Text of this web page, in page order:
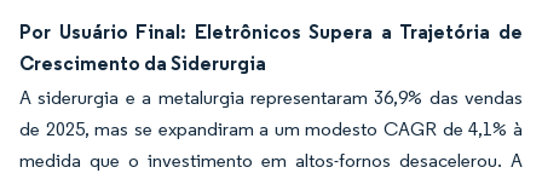
Por Usuário Final: Eletrônicos Supera a Trajetória de
Crescimento da Siderurgia
A siderurgia e a metalurgia representaram 36,9% das vendas
de 2025, mas se expandiram a um modesto CAGR de 4,1% à
medida que o investimento em altos-fornos desacelerou. A